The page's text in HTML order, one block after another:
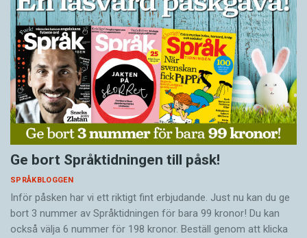
Ge bort Språktidningen till påsk!
SPRÅKBLOGGEN
Inför påsken har vi ett riktigt fint erbjudande. Just nu kan du ge
bort 3 nummer av Språktidningen för bara 99 kronor! Du kan
också välja 6 nummer för 198 kronor. Beställ genom att klicka